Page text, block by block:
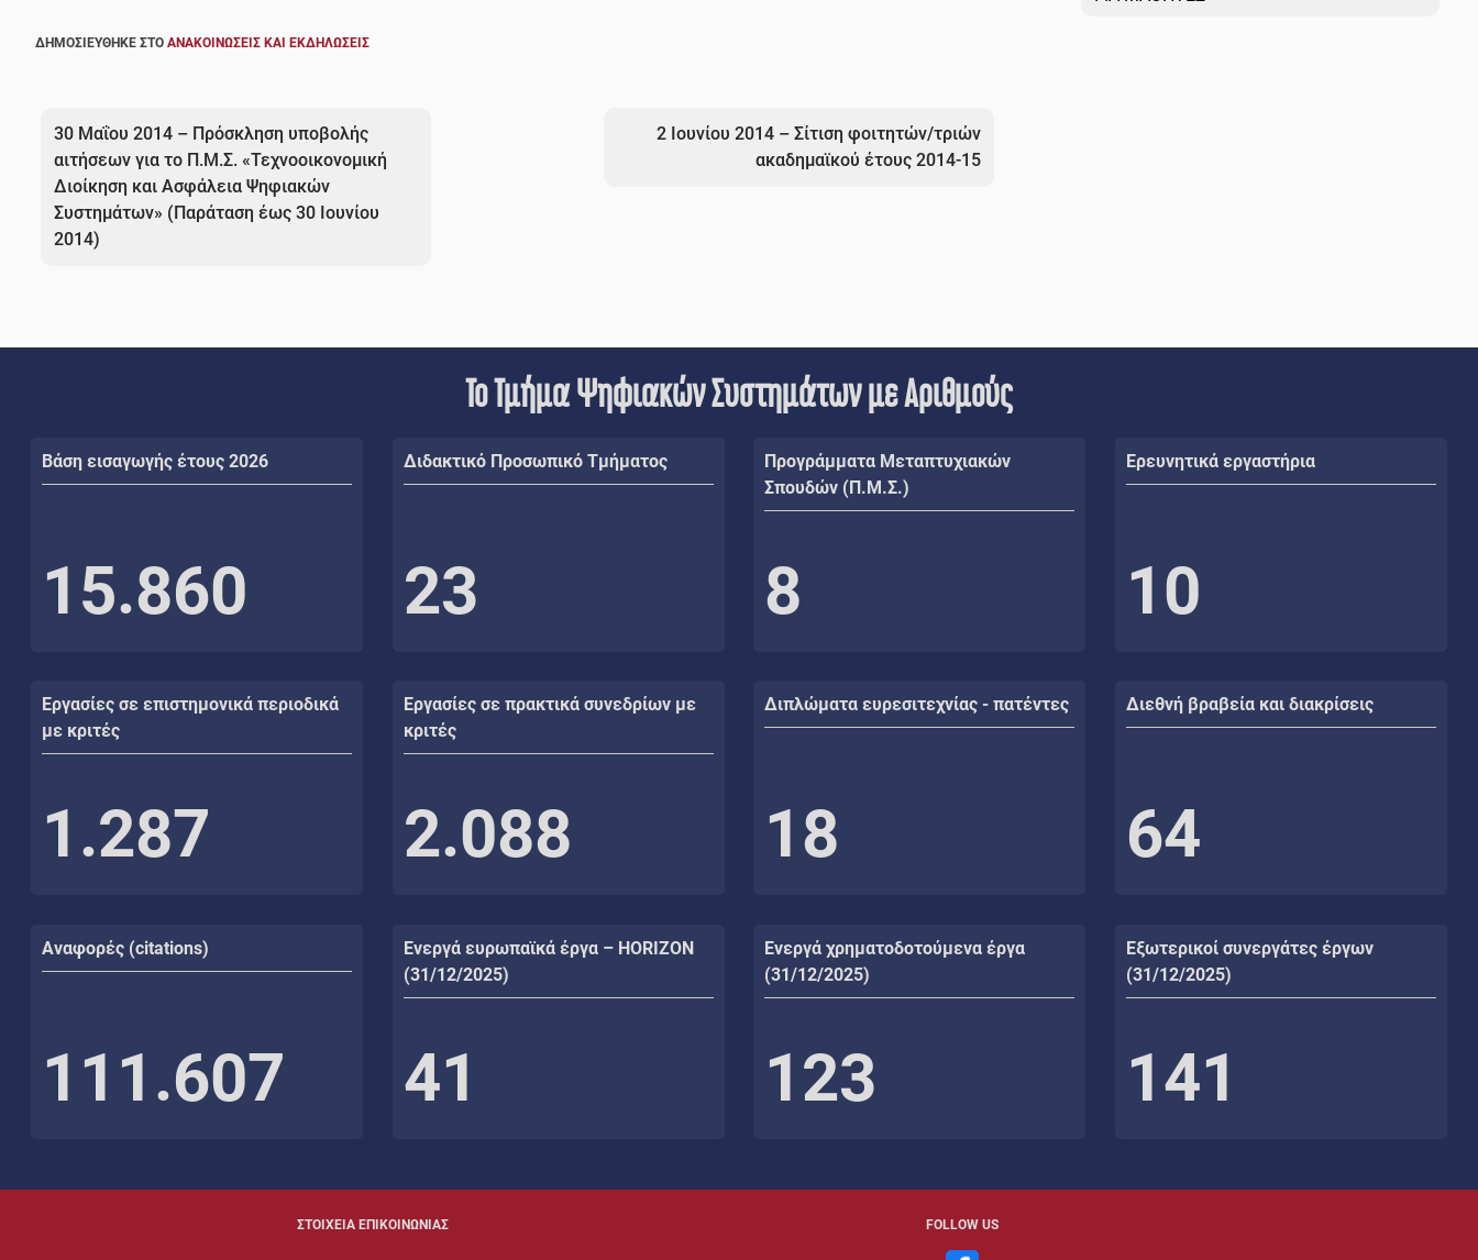
ΔΗΜΟΣΙΕΎΘΗΚΕ ΣΤΟ ΑΝΑΚΟΙΝΏΣΕΙΣ ΚΑΙ ΕΚΔΗΛΏΣΕΙΣ
άρθρων
30 Μαΐου 2014 – Πρόσκληση υποβολής
αιτήσεων για το Π.Μ.Σ. «Τεχνοοικονομική
Διοίκηση και Ασφάλεια Ψηφιακών
Συστημάτων» (Παράταση έως 30 Ιουνίου
2014)
2 Ιουνίου 2014 – Σίτιση φοιτητών/τριών
ακαδημαϊκού έτους 2014-15
Το Τμήμα Ψηφιακών Συστημάτων με Αριθμούς
Βάση εισαγωγής έτους 2026
15.860
Διδακτικό Προσωπικό Τμήματος
23
Προγράμματα Μεταπτυχιακών
Σπουδών (Π.Μ.Σ.)
8
Ερευνητικά εργαστήρια
10
Εργασίες σε επιστημονικά περιοδικά
με κριτές
1.287
Εργασίες σε πρακτικά συνεδρίων με
κριτές
2.088
Διπλώματα ευρεσιτεχνίας - πατέντες
18
Διεθνή βραβεία και διακρίσεις
64
Αναφορές (citations)
111.607
Ενεργά ευρωπαϊκά έργα – HORIZON
(31/12/2025)
41
Ενεργά χρηματοδοτούμενα έργα
(31/12/2025)
123
Εξωτερικοί συνεργάτες έργων
(31/12/2025)
141
ΣΤΟΙΧΕΙΑ ΕΠΙΚΟΙΝΩΝΙΑΣ FOLLOW US